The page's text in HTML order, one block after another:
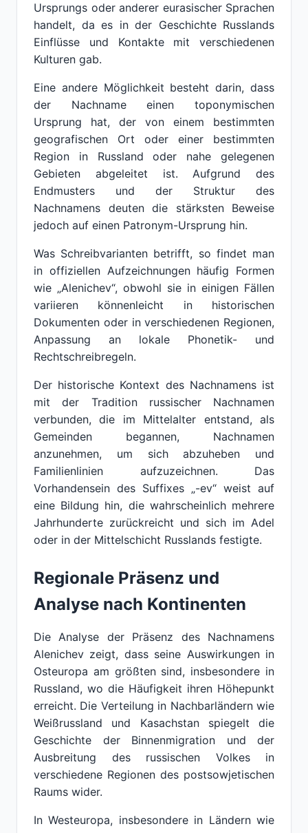
Ursprungs oder anderer eurasischer Sprachen
handelt, da es in der Geschichte Russlands
Einflüsse und Kontakte mit verschiedenen
Kulturen gab.
Eine andere Möglichkeit besteht darin, dass
der Nachname einen toponymischen
Ursprung hat, der von einem bestimmten
geografischen Ort oder einer bestimmten
Region in Russland oder nahe gelegenen
Gebieten abgeleitet ist. Aufgrund des
Endmusters und der Struktur des
Nachnamens deuten die stärksten Beweise
jedoch auf einen Patronym-Ursprung hin.
Was Schreibvarianten betrifft, so findet man
in offiziellen Aufzeichnungen häufig Formen
wie „Alenichev“, obwohl sie in einigen Fällen
variieren könnenleicht in historischen
Dokumenten oder in verschiedenen Regionen,
Anpassung an lokale Phonetik- und
Rechtschreibregeln.
Der historische Kontext des Nachnamens ist
mit der Tradition russischer Nachnamen
verbunden, die im Mittelalter entstand, als
Gemeinden begannen, Nachnamen
anzunehmen, um sich abzuheben und
Familienlinien aufzuzeichnen. Das
Vorhandensein des Suffixes „-ev“ weist auf
eine Bildung hin, die wahrscheinlich mehrere
Jahrhunderte zurückreicht und sich im Adel
oder in der Mittelschicht Russlands festigte.
Regionale Präsenz und
Analyse nach Kontinenten
Die Analyse der Präsenz des Nachnamens
Alenichev zeigt, dass seine Auswirkungen in
Osteuropa am größten sind, insbesondere in
Russland, wo die Häufigkeit ihren Höhepunkt
erreicht. Die Verteilung in Nachbarländern wie
Weißrussland und Kasachstan spiegelt die
Geschichte der Binnenmigration und der
Ausbreitung des russischen Volkes in
verschiedene Regionen des postsowjetischen
Raums wider.
In Westeuropa, insbesondere in Ländern wie